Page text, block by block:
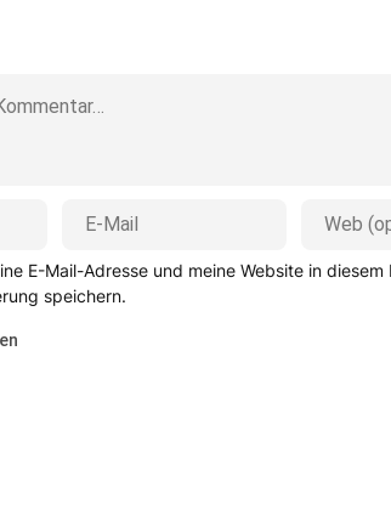
E-Mail-Adresse und meine Website in
speichern.